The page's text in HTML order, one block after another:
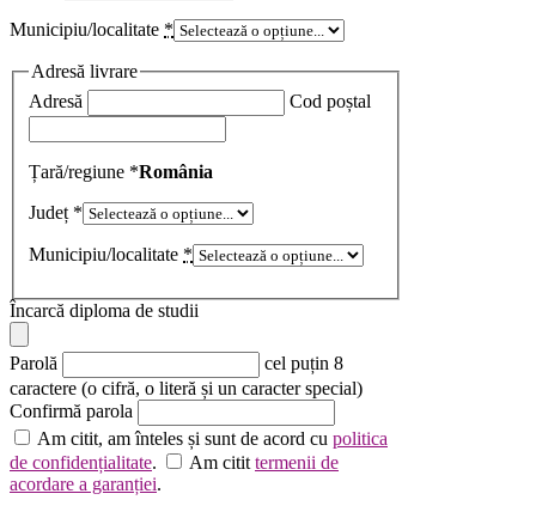
Municipiu/localitate *
Adresă livrare
Adresă
Cod poștal
Țară/regiune *România
Județ *
Municipiu/localitate *
Încarcă diploma de studii
Parolă
cel puțin 8
caractere (o cifră, o literă și un caracter special)
Confirmă parola
Am citit, am înteles și sunt de acord cu politica
de confidențialitate. Am citit termenii de
acordare a garanției.